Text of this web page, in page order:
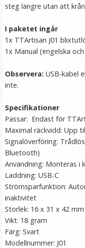
TTArtisan Mini
steg längre utan att
I paketet ingår
1x TTArtisan J01
1x Manual (engelska
Observera: USB-kabel
inte.
Specifikationer
Passar: Endast för
Maximal räckvidd: Upp
Signalöverföring:
Bluetooth)
Användning: Monteras i
Laddning: USB-C
Strömsparfunktion:
inaktivitet
Storlek: 16 x 31 x 42 mm
Vikt: 18 gram
Färg: Svart
Modellnummer: J01